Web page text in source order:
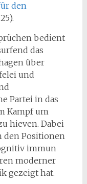
den
bedient
das
über
und
Partei in das
Kampf um
hieven. Dabei
den Positionen
immun
moderner
gezeigt hat.